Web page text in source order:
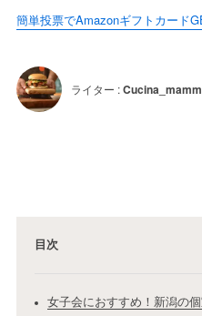
簡単投票でAmazonギフトカード
ライター :
目次
女子会におすすめ！新潟の